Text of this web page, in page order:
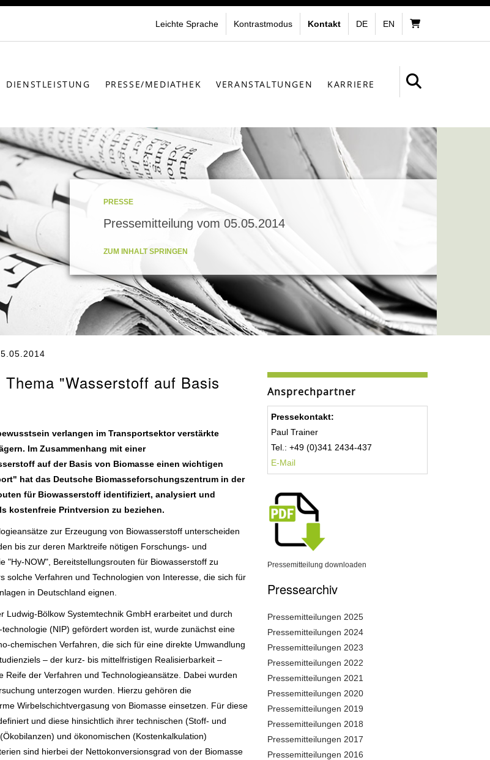
Leichte Sprache Kontrastmodus Kontakt DE EN
DIENSTLEISTUNG PRESSE/MEDIATHEK VERANSTALTUNGEN KARRIERE
PRESSE
Pressemitteilung vom 05.05.2014
ZUM INHALT SPRINGEN
"Wasserstoff auf Basis
verlangen im Transportsektor verstärkte
Im Zusammenhang mit einer
auf der Basis von Biomasse einen wichtigen
hat das Deutsche Biomasseforschungszentrum in der
für Biowasserstoff identifiziert, analysiert und
kostenfreie Printversion zu beziehen.
zur Erzeugung von Biowasserstoff unterscheiden
bis zur deren Marktreife nötigen Forschungs- und
"Hy-NOW", Bereitstellungsrouten für Biowasserstoff zu
Verfahren und Technologien von Interesse, die sich für
in Deutschland eignen.
Bölkow Systemtechnik GmbH erarbeitet und durch
(NIP) gefördert worden ist, wurde zunächst eine
chemischen Verfahren, die sich für eine direkte Umwandlung
– der kurz- bis mittelfristigen Realisierbarkeit –
der Verfahren und Technologieansätze. Dabei wurden
unterzogen wurden. Hierzu gehören die
Wirbelschichtvergasung von Biomasse einsetzen. Für diese
und diese hinsichtlich ihrer technischen (Stoff- und
und ökonomischen (Kostenkalkulation)
sind hierbei der Nettokonversionsgrad von der Biomasse
Ansprechpartner
Pressekontakt:
Paul Trainer
Tel.: +49 (0)341 2434-437
E-Mail
Pressemitteilung downloaden
Pressearchiv
Pressemitteilungen 2025
Pressemitteilungen 2024
Pressemitteilungen 2023
Pressemitteilungen 2022
Pressemitteilungen 2021
Pressemitteilungen 2020
Pressemitteilungen 2019
Pressemitteilungen 2018
Pressemitteilungen 2017
Pressemitteilungen 2016